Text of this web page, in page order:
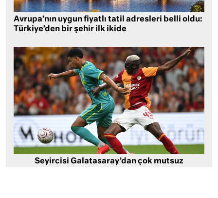
Avrupa’nın uygun fiyatlı tatil adresleri belli oldu:
Türkiye’den bir şehir ilk ikide
Seyircisi Galatasaray’dan çok mutsuz